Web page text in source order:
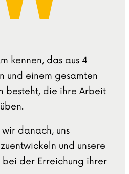
kennen, das aus 4
und einem gesamten
besteht, die ihre Arbeit
danach, uns
und unsere
bei der Erreichung ihrer